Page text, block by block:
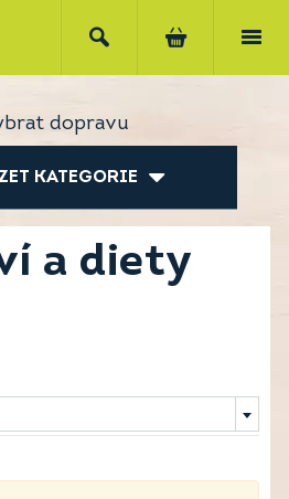
dopravu
KATEGORIE
a diety